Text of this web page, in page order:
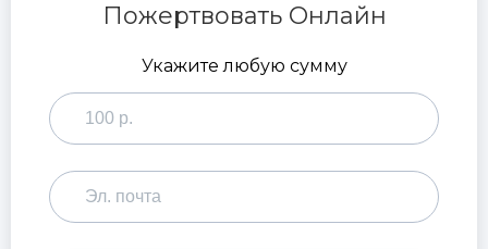
Пожертвовать Онлайн
Укажите любую сумму